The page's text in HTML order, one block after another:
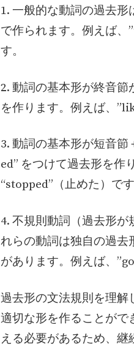
1. 一般的な動詞の過去形
で作られます。例えば、
す。
2. 動詞の基本形が終音節
を作ります。例えば、
3. 動詞の基本形が短音節
ed” をつけて過去形を作
“stopped”（止めた）です
4. 不規則動詞（過去形
れらの動詞は独自の過去
があります。例えば、
過去形の文法規則を理解
適切な形を作ることがで
える必要があるため、継